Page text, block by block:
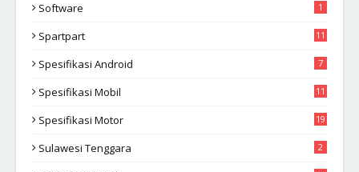
Software 1
Spartpart 11
Spesifikasi Android 7
Spesifikasi Mobil 11
Spesifikasi Motor 19
Sulawesi Tenggara 2